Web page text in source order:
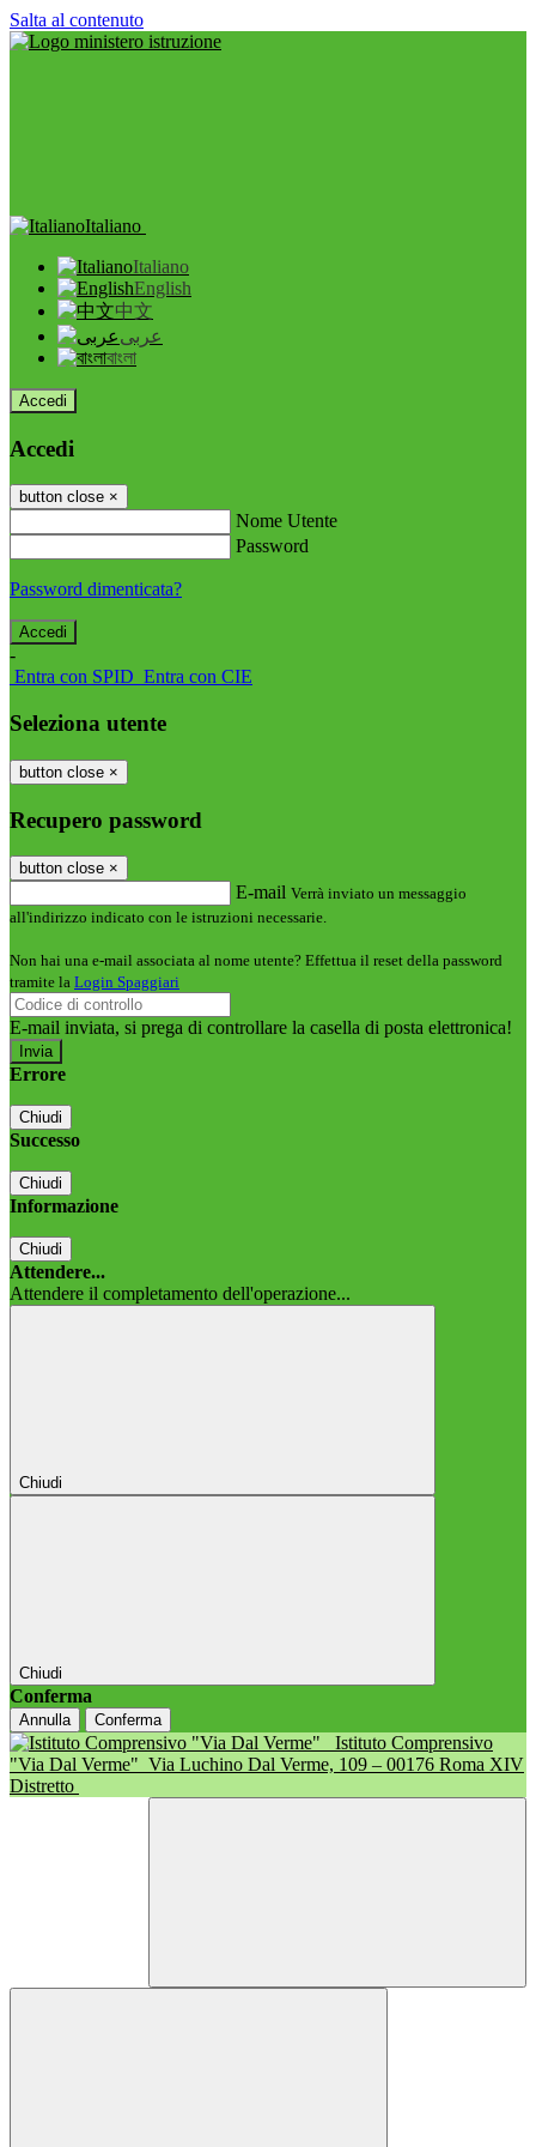
Salta al contenuto
Italiano
Italiano
English
中文
عربى
বাংলা
Accedi
Accedi
button close ×
Nome Utente
Password
Password dimenticata?
-
Entra con SPID Entra con CIE
Seleziona utente
button close ×
Recupero password
button close ×
E-mail Verrà inviato un messaggio
all'indirizzo indicato con le istruzioni necessarie.
Non hai una e-mail associata al nome utente? Effettua il reset della password
tramite la Login Spaggiari
E-mail inviata, si prega di controllare la casella di posta elettronica!
Errore
Chiudi
Successo
Chiudi
Informazione
Chiudi
Attendere...
Attendere il completamento dell'operazione...
Chiudi
Chiudi
Conferma
Annulla Conferma
Istituto Comprensivo
"Via Dal Verme" Via Luchino Dal Verme, 109 – 00176 Roma XIV
Distretto